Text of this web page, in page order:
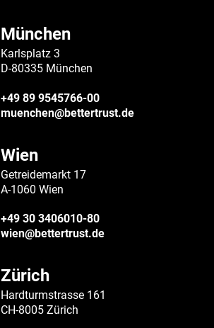
München
Karlsplatz 3
D-80335 München
+49 89 9545766-00
muenchen@bettertrust.de
Wien
Getreidemarkt 17
A-1060 Wien
+49 30 3406010-80
wien@bettertrust.de
Zürich
Hardturmstrasse 161
CH-8005 Zürich